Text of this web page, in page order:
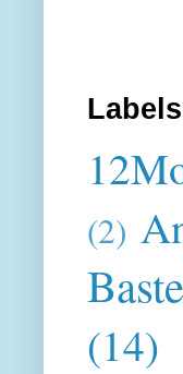
Labels
(2)
(14)